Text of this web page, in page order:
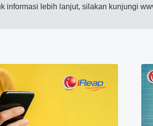
informasi lebih lanjut, silakan kunjungi